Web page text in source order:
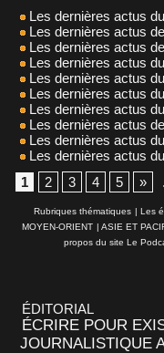
Les dernières actus
Les dernières actus
Les dernières actus
Les dernières actus
Les dernières actus
Les dernières actus
Les dernières actus
Les dernières actus
Les dernières actus
Les dernières actus
1
2 3 4 5 »
Rubriques thématiques | Les
MOYEN-ORIENT | ASIE ET
propos du site Le
ÉDITORIAL
ÉCRIRE POUR
JOURNALISTIQUE